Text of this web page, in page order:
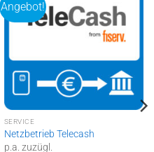
Angebot!
SERVICE
Netzbetrieb Telecash
p.a. zuzügl.